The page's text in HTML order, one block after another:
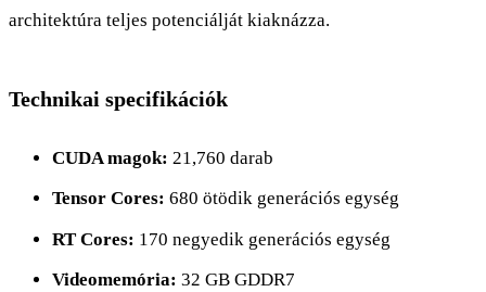
architektúra teljes potenciálját kiaknázza.
Technikai specifikációk
CUDA magok: 21,760 darab
Tensor Cores: 680 ötödik generációs egység
RT Cores: 170 negyedik generációs egység
Videomemória: 32 GB GDDR7